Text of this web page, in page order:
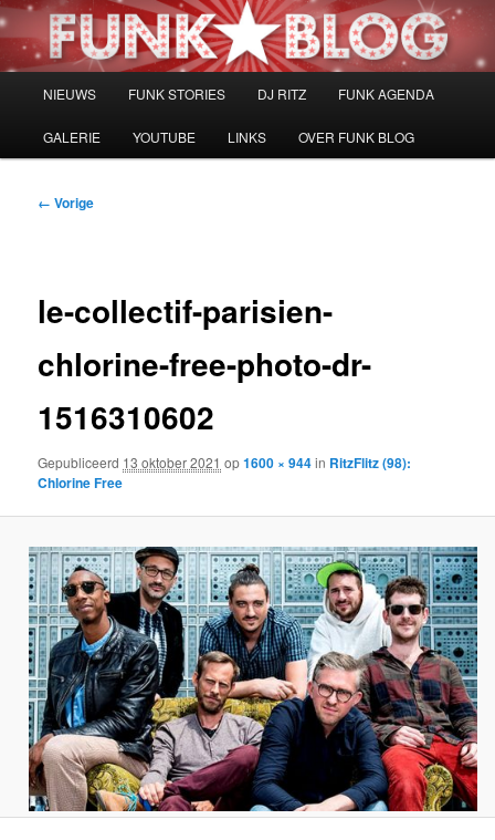
Spring
naar
NIEUWS FUNK STORIES DJ RITZ FUNK AGENDA
GALERIE YOUTUBE LINKS OVER FUNK BLOG
Afbeeldingsnavigatie
← Vorige
le-collectif-parisien-
chlorine-free-photo-dr-
1516310602
Gepubliceerd 13 oktober 2021 op1600 × 944in RitzFlitz (98):
Chlorine Free